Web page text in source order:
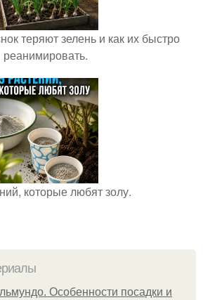
теряют зелень и как их быстро
реанимировать.
которые любят золу.
Особенности посадки и